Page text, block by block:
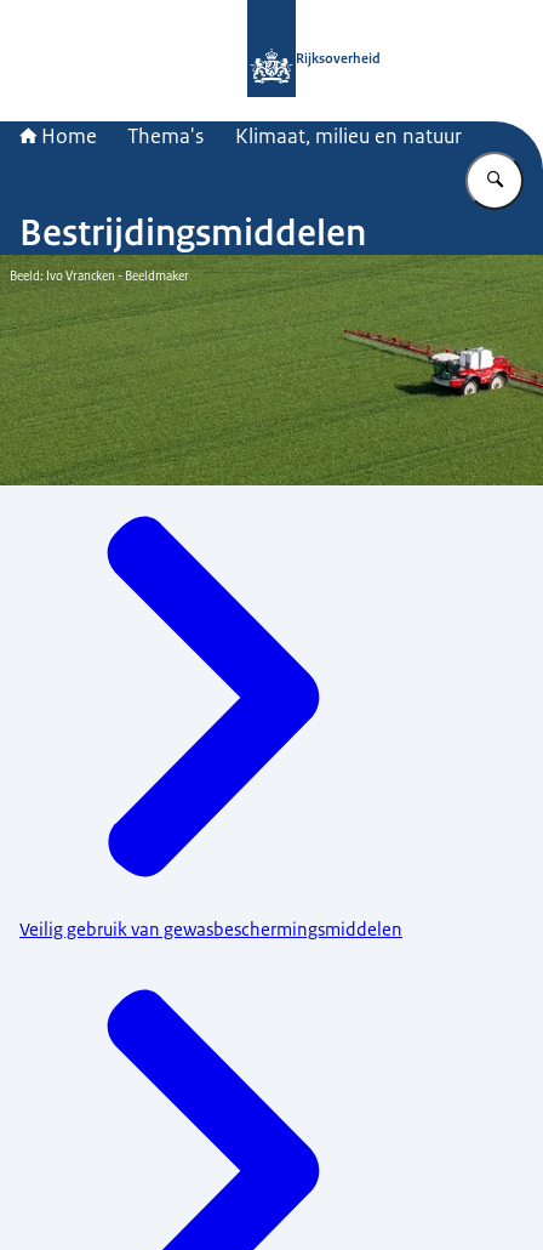
Rijksoverheid
Home Thema's Klimaat, milieu en natuur
Bestrijdingsmiddelen
Beeld: Ivo Vrancken - Beeldmaker
Veilig gebruik van gewasbeschermingsmiddelen